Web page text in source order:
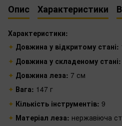
Опис Характеристики
Характеристики:
Довжина у відкритому стані:
Довжина у складеному стані:
Довжина леза: 7 см
Вага: 147 г
Кількість інструментів: 9
Матеріал леза: нержавіюча